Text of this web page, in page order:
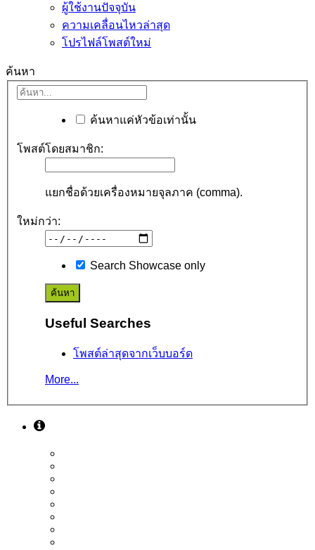
ผู้ใช้งานปัจจุบัน
ความเคลื่อนไหวล่าสุด
โปรไฟล์โพสต์ใหม่
ค้นหา
ค้นหาแค่หัวข้อเท่านั้น
โพสต์โดยสมาชิก:
แยกชื่อด้วยเครื่องหมายจุลภาค (comma).
ใหม่กว่า:
Search Showcase only
Useful Searches
โพสต์ล่าสุดจากเว็บบอร์ด
More...